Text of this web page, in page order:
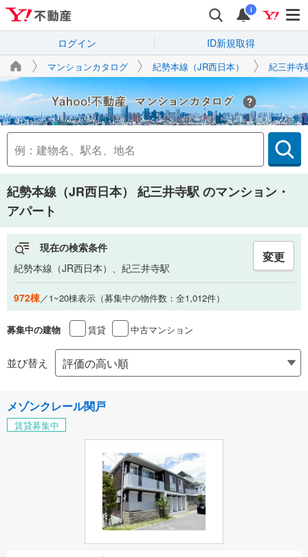
i
ログイン ID新規取得
マンションカタログ 紀勢本線（JR西日本） 紀三井寺
Yahoo!不動産
紀勢本線（JR西日本） 紀三井寺駅のマンション・
アパート
現在の検索条件
紀勢本線（JR西日本）、紀三井寺駅
変更
972棟／1~20棟表示（募集中の物件数：全1,012件）
募集中の建物 賃貸 中古マンション
並び替え
メゾンクレール関戸
賃貸募集中